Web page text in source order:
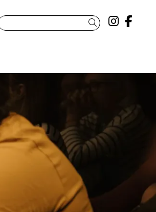
Link a
Link
Cercar